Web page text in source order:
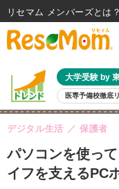
大学受験 by
医専予備校徹底
親子で考える大学選び 高
共通テスト 夏休み
8月開催イベント・WS 全
自由研究教材（小学生向け）
パソコンを使っ
イフを支えるPC
デジタル生活 保護者
リセマム メンバーズ